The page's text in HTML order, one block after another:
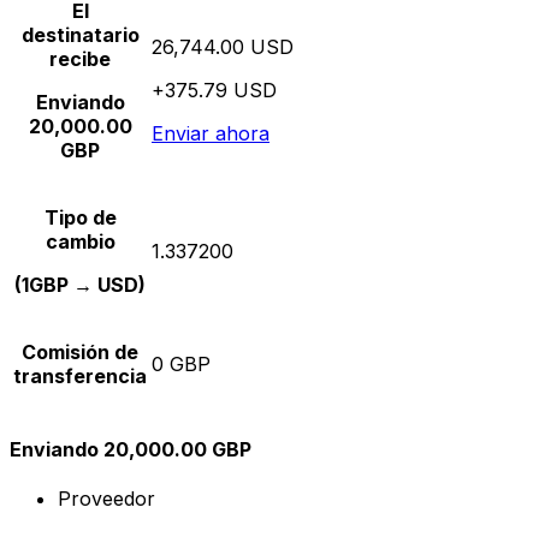
El
destinatario
recibe
Enviando
20,000.00
GBP
26,744.00 USD
+375.79 USD
Enviar ahora
Tipo de
cambio
(1GBP → USD)
1.337200
Comisión de
transferencia 0 GBP
Enviando 20,000.00 GBP
Proveedor